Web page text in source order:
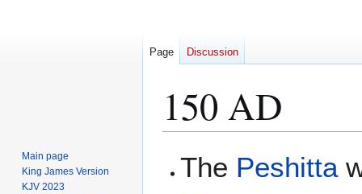
150 AD
toto
The Peshitta
Page Discussion
Main page
King James Version
KJV 2023